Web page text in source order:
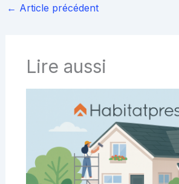
← Article précédent
Lire aussi